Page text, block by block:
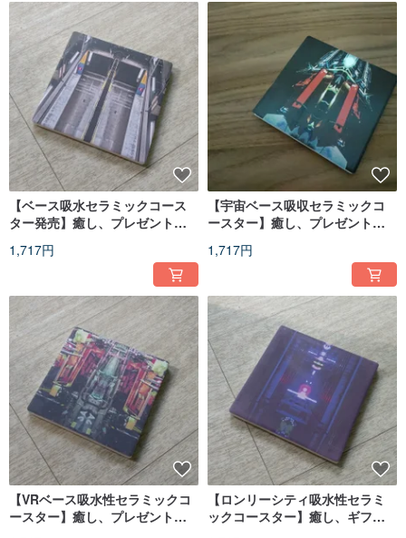
【ベース吸水セラミックコース
ター発売】癒し、プレゼント、
1,717円
【宇宙ベース吸収セラミックコ
ースター】癒し、プレゼント、
1,717円
【VRベース吸水性セラミックコ
ースター】癒し、プレゼント、
【ロンリーシティ吸水性セラミ
ックコースター】癒し、ギフ